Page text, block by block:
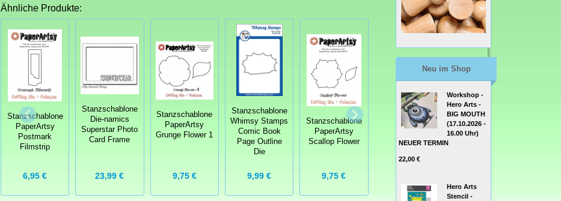
Ähnliche Produkte:
Stanzschablone
PaperArtsy
Postmark
Filmstrip
6,95 €
Stanzschablone
Die-namics
Superstar Photo
Card Frame
23,99 €
Stanzschablone
PaperArtsy
Grunge Flower 1
9,75 €
Stanzschablone
Whimsy Stamps
Comic Book
Page Outline
Die
9,99 €
Stanzschablone
PaperArtsy
Scallop Flower
9,75 €
Stanzschablone
Gärtner
Stanzschablone
XCut Large Dies
Stag
Neu im Shop
Workshop -
Hero Arts -
BIG MOUTH
(17.10.2026 -
16.00 Uhr)
NEUER TERMIN
22,00 €
Hero Arts
Stencil -